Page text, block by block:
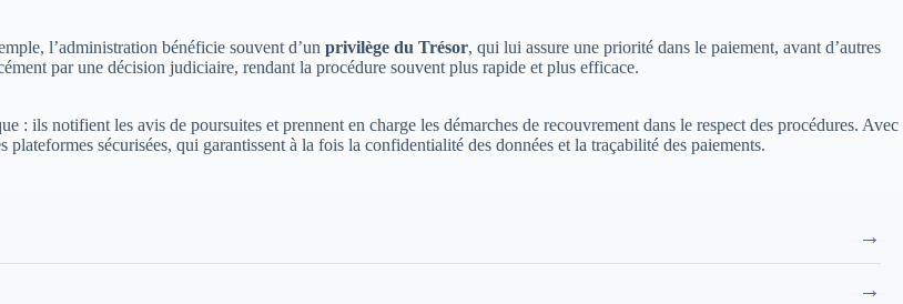
l’administration bénéficie souvent d’un privilège du Trésor, qui lui assure une priorité dans le paiement, avant d’autres
par une décision judiciaire, rendant la procédure souvent plus rapide et plus efficace.
: ils notifient les avis de poursuites et prennent en charge les démarches de recouvrement dans le respect des procédures. Avec
sécurisées, qui garantissent à la fois la confidentialité des données et la traçabilité des paiements.
→
→